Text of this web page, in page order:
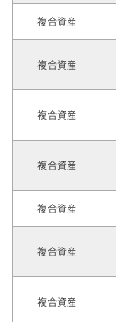
複合資産
複合資産
複合資産
複合資産
複合資産
複合資産
複合資産